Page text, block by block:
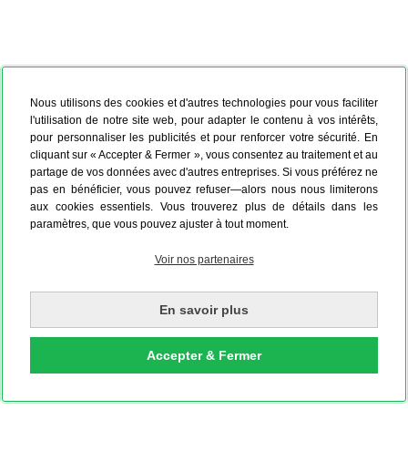
Nous utilisons des cookies et d'autres technologies pour vous faciliter
l'utilisation de notre site web, pour adapter le contenu à vos intérêts,
pour personnaliser les publicités et pour renforcer votre sécurité. En
cliquant sur « Accepter & Fermer », vous consentez au traitement et au
partage de vos données avec d'autres entreprises. Si vous préférez ne
pas en bénéficier, vous pouvez refuser—alors nous nous limiterons
aux cookies essentiels. Vous trouverez plus de détails dans les
paramètres, que vous pouvez ajuster à tout moment.
Voir nos partenaires
En savoir plus
Accepter & Fermer